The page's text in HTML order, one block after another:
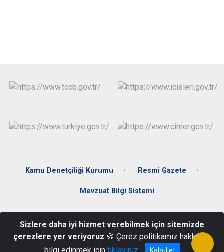
Kamu Denetçiliği Kurumu Resmi Gazete
Mevzuat Bilgi Sistemi
Ağaçören Aksaray
(0382) 331 21 00
Sizlere daha iyi hizmet verebilmek için sitemizde
çerezlere yer veriyoruz 🍪 Çerez politikamız hakkında